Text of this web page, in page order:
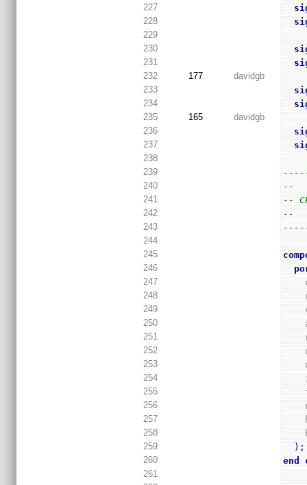
227
228
229
230
231
232
177
davidgb
233
234
235
165
davidgb
236
237
238
239
240
--
241
--
242
--
243
244
245
246
247
248
249
250
251
252
253
254
255
256
257
258
259
) ;
260
end
261